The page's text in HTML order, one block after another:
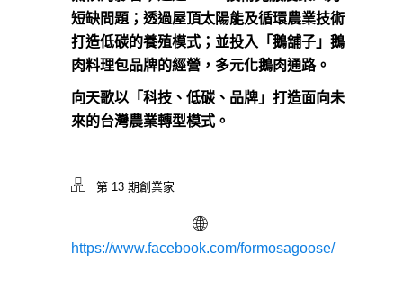
短缺問題；透過屋頂太陽能及循環農業技術
打造低碳的養殖模式；並投入「鵝舖子」鵝
肉料理包品牌的經營，多元化鵝肉通路。
向天歌以「科技、低碳、品牌」打造面向未
來的台灣農業轉型模式。
第 13 期創業家
https://www.facebook.com/formosagoose/